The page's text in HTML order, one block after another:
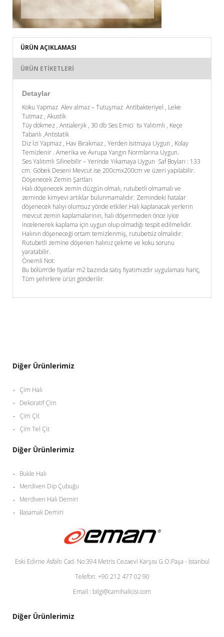
ÜRÜN AÇIKLAMASI
ÜRÜN ETIKETLERI
Detaylar
Koku Yapmaz Alev almaz – Tutuşmaz Antibakteriyel , Leke
Tutmaz , Akustik
Tüy dökmez , Antialerjik , 30 db Ses Emici Isı Yalıtımlı , Keçe
Tabanlı ,Antistatik
Diz İzi Yapmaz , Hav Bırakmaz , Yerden Isıtmaya Uygun , Kolay
Temizlenir . Amerika ve Avrupa Yangın Normlarına Uygun.
Ses Yalıtımlı Silinebilir – Yerinde Yıkamaya Uygun Saf Boyları : 133
cm. Göbek Deseni Mevcut ise 200cmx200cm ve üzeri yapılabilir.
Döşenecek Zemin Şartları
Halı döşenecek zemin düzgün olmalı, rutubetli olmamalı ve
zeminde kimyevi artıklar bulunmamalıdır. Zemindeki hatalar
döşenecek halıyı olumsuz yönde etkiler.Halı kaplanacak yerlerin
mevcut zemin kaplamalarının, halı döşenmeden önce iyice
incelenerek kaplama için uygun olup olmadığı tespit edilmelidir.
Halının döşeneceği ortam temizlenmiş, rutubetsiz olmalıdır.
Rutubetli zemine döşenen halınız çekme ve koku sorunu
yaratabilir.
Önemli Not:
Bu bölüm’de fiyatlar m2 bazında satış fiyatımızdır uygulaması hariç,
Tüm şehirlere ürün gönderilir.
Diğer Ürünlerimiz
Çim Halı
Dekoratif Çim
Çim Çit
Çim Tel Çit
Diğer Ürünlerimiz
Bukle Halı
Merdiven Dip Çubuğu
Merdiven Halı Demiri
Basamak Demiri
Eski Edirne Asfaltı Cad. No:394 Metris Cezaevi Karşısı G.O.Paşa - İstanbul
Telefon: +90 212 477 02 90
Email : bilgi@camihalicisi.com
Diğer Ürünlerimiz